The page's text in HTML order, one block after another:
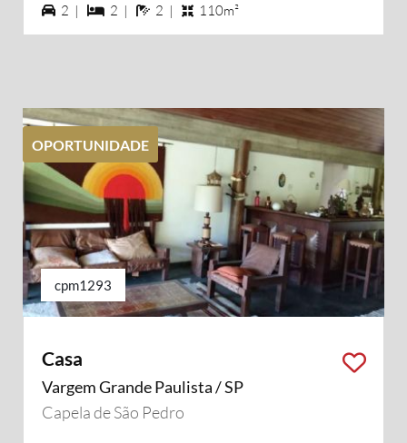
2 vagas na garagem
2 | 2 dormiórios
2 | 2 banheiros
2 | 110m²
OPORTUNIDADE
cpm1293
Casa
Vargem Grande Paulista / SP
Capela de São Pedro